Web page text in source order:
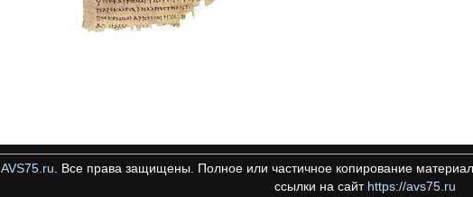
AVS75.ru . Все права защищены. Полное или частичное копирование
ссылки на сайт https://avs75.ru